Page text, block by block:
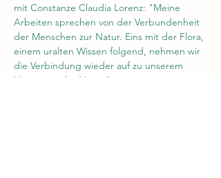
mit Constanze Claudia Lorenz: "Meine
Arbeiten sprechen von der Verbundenheit
der Menschen zur Natur. Eins mit der Flora,
einem uralten Wissen folgend, nehmen wir
die Verbindung wieder auf zu unserem
Ursprung, der Natur."